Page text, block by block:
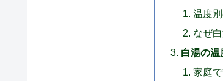
温度
なぜ
白湯の温
家庭